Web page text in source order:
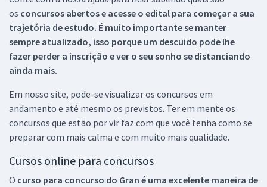
os concursos abertos e acesse o edital para começar a sua
trajetória de estudo. É muito importante se manter
sempre atualizado, isso porque um descuido pode lhe
fazer perder a inscrição e ver o seu sonho se distanciando
ainda mais.
Em nosso site, pode-se visualizar os concursos em
andamento e até mesmo os previstos. Ter em mente os
concursos que estão por vir faz com que você tenha como se
preparar com mais calma e com muito mais qualidade.
Cursos online para concursos
O curso para concurso do Gran é uma excelente maneira de